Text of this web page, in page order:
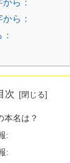
ら：
次
本名は？
:
: